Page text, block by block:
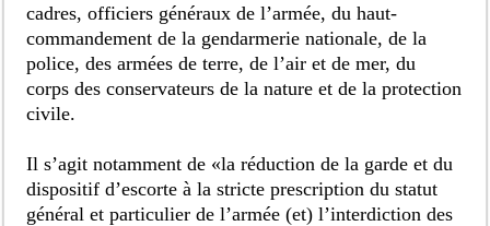
cadres, officiers généraux de l’armée, du haut-
commandement de la gendarmerie nationale, de la
police, des armées de terre, de l’air et de mer, du
corps des conservateurs de la nature et de la protection
civile.
Il s’agit notamment de «la réduction de la garde et du
dispositif d’escorte à la stricte prescription du statut
général et particulier de l’armée (et) l’interdiction des